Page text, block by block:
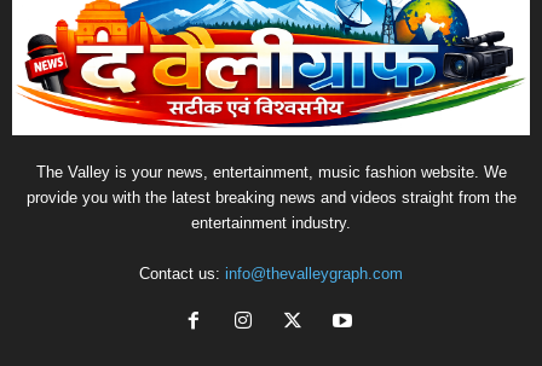
The Valley is your news, entertainment, music fashion website. We
provide you with the latest breaking news and videos straight from the
entertainment industry.
Contact us: info@thevalleygraph.com